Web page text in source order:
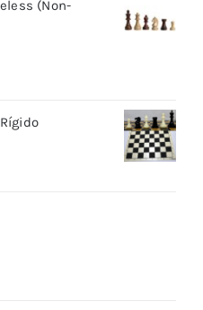
(Non-